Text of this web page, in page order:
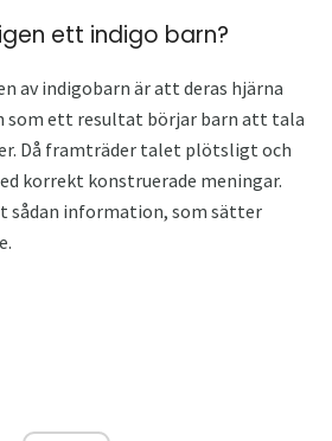
ett indigo barn?
av indigobarn är att deras hjärna
som ett resultat börjar barn att tala
Då framträder talet plötsligt och
korrekt konstruerade meningar.
sådan information, som sätter